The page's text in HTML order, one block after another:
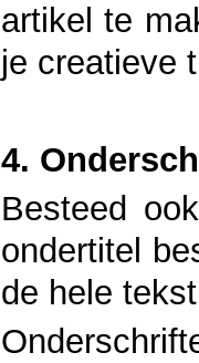
artikel te
je creatieve
4.
Besteed
ondertitel
de hele